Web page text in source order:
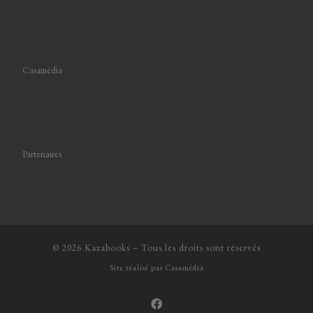
Casamédia
Partenaires
© 2026 Kazabooks – Tous les droits sont réservés
Site réalisé par Casamédia